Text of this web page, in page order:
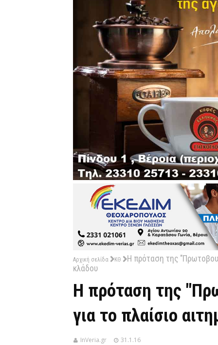
Αρχική σελίδα ΚΘ
Η πρόταση της
κλάδου
Η πρόταση της
για το πλαίσιο
InVeria.gr 31.1.16